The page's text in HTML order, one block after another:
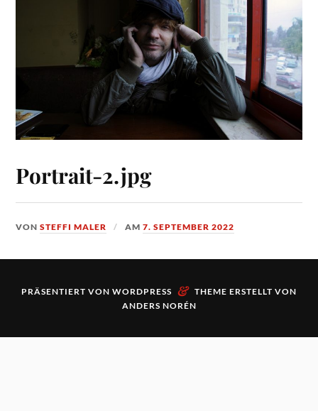
Portrait-2.jpg
VONSTEFFI MALER AM7. SEPTEMBER 2022
PRÄSENTIERT VON WORDPRESS & THEME ERSTELLT VON
ANDERS NORÉN